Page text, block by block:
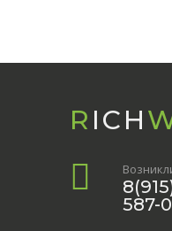
R ICH
587-